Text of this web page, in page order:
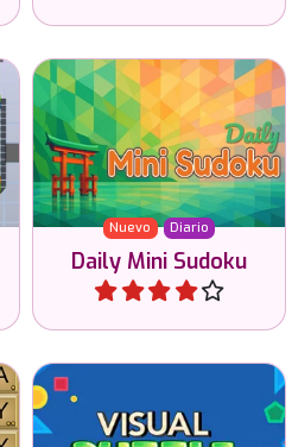
Nuevo Diario
Daily Mini Sudoku
Todos los días un nuevo
Mini Sudoku (6x6 y 8x8)
con 4 niveles de dificultad.
Jugar
Encuentra la vista 2D de